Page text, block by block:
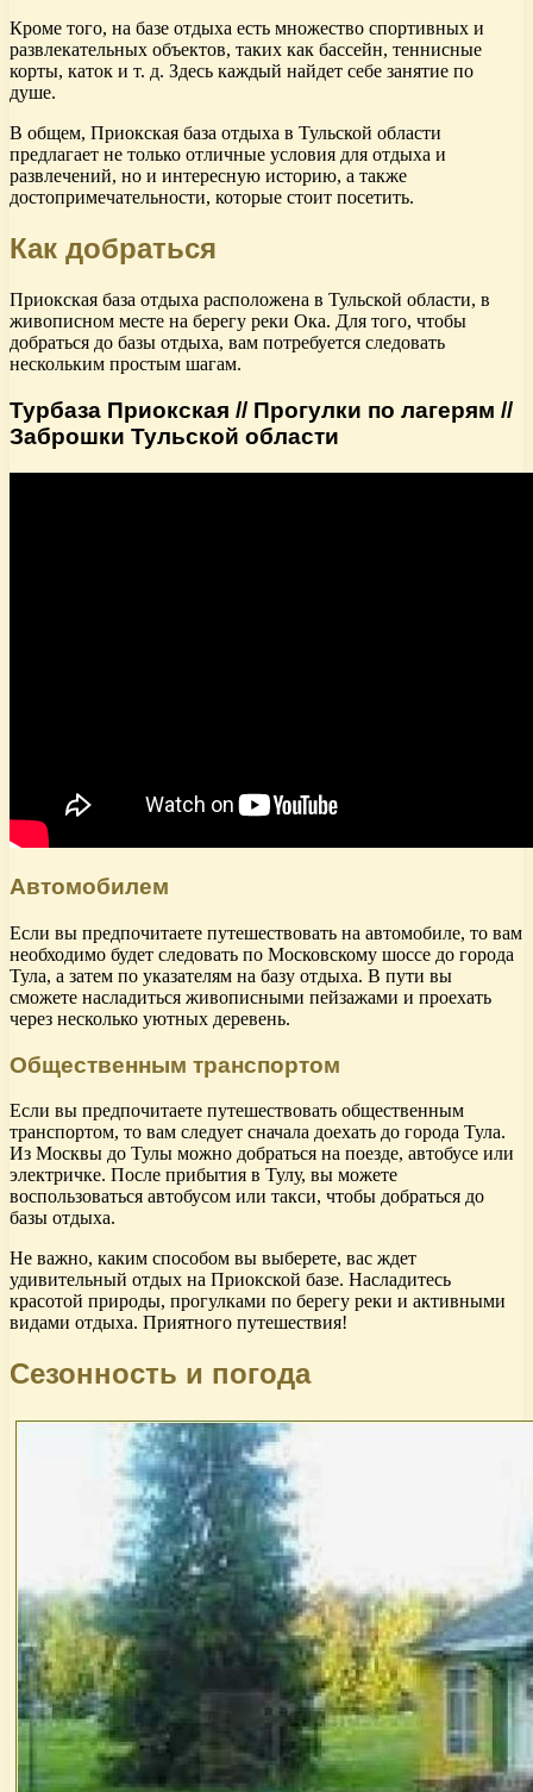
Кроме того, на базе отдыха есть множество спортивных и
развлекательных объектов, таких как бассейн, теннисные
корты, каток и т. д. Здесь каждый найдет себе занятие по
душе.
В общем, Приокская база отдыха в Тульской области
предлагает не только отличные условия для отдыха и
развлечений, но и интересную историю, а также
достопримечательности, которые стоит посетить.
Как добраться
Приокская база отдыха расположена в Тульской области, в
живописном месте на берегу реки Ока. Для того, чтобы
добраться до базы отдыха, вам потребуется следовать
нескольким простым шагам.
Турбаза Приокская // Прогулки по лагерям //
Заброшки Тульской области
Автомобилем
Если вы предпочитаете путешествовать на автомобиле, то вам
необходимо будет следовать по Московскому шоссе до города
Тула, а затем по указателям на базу отдыха. В пути вы
сможете насладиться живописными пейзажами и проехать
через несколько уютных деревень.
Общественным транспортом
Если вы предпочитаете путешествовать общественным
транспортом, то вам следует сначала доехать до города Тула.
Из Москвы до Тулы можно добраться на поезде, автобусе или
электричке. После прибытия в Тулу, вы можете
воспользоваться автобусом или такси, чтобы добраться до
базы отдыха.
Не важно, каким способом вы выберете, вас ждет
удивительный отдых на Приокской базе. Насладитесь
красотой природы, прогулками по берегу реки и активными
видами отдыха. Приятного путешествия!
Сезонность и погода